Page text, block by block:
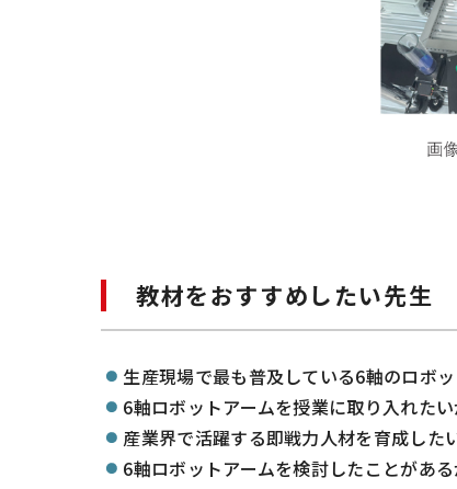
教材をおすすめしたい先生
生産現場で最も普及している6軸のロボ
6軸ロボットアームを授業に取り入れた
産業界で活躍する即戦力人材を育成した
6軸ロボットアームを検討したことがあ